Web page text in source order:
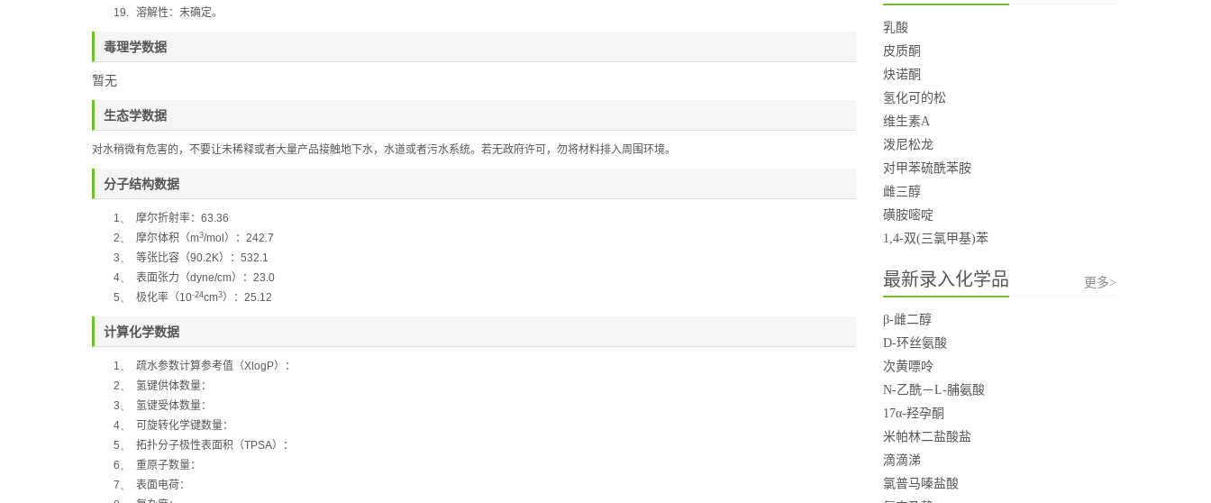
19. 溶解性：未确定。
毒理学数据
暂无
生态学数据
对水稍微有危害的，不要让未稀释或者大量产品接触地下水，水道或者污水系统。若无政府许可，勿将材料排入周围环境。
分子结构数据
1、 摩尔折射率： 63.36
2、
摩尔体积（m3/mol ）： 242.7
3、
等张比容（90.2K）： 532.1
4、
表面张力（dyne/cm）： 23.0
5、
极化率 （10-24cm3）： 25.12
计算化学数据
1、 疏水参数计算参考值（XlogP）：
2、
氢键供体数量：
3、
氢键受体数量：
4、
可旋转化学键数量：
5、
拓扑分子极性表面积（TPSA）：
6、
重原子数量：
7、
表面电荷：
乳酸
皮质酮
炔诺酮
氢化可的松
维生素A
泼尼松龙
对甲苯硫酰苯胺
雌三醇
磺胺嘧啶
1,4-双(三氯甲基)苯
最新录入化学品 更多>
β-雌二醇
D-环丝氨酸
次黄嘌呤
N-乙酰－L-脯氨酸
17α-羟孕酮
米帕林二盐酸盐
滴滴涕
氯普马嗪盐酸